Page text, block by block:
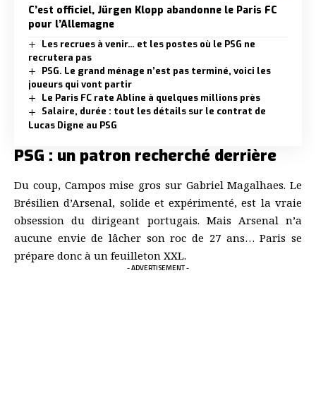
C’est officiel, Jürgen Klopp abandonne le Paris FC
pour l’Allemagne
Les recrues à venir… et les postes où le PSG ne
recrutera pas
PSG. Le grand ménage n’est pas terminé, voici les
joueurs qui vont partir
Le Paris FC rate Abline à quelques millions près
Salaire, durée : tout les détails sur le contrat de
Lucas Digne au PSG
PSG : un patron recherché derrière
Du coup, Campos mise gros sur Gabriel Magalhaes. Le
Brésilien d’Arsenal, solide et expérimenté, est la vraie
obsession du dirigeant portugais. Mais Arsenal n’a
aucune envie de lâcher son roc de 27 ans… Paris se
prépare donc à un feuilleton XXL.
- ADVERTISEMENT -